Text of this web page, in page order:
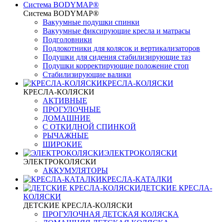
Система BODYMAP®
Система BODYMAP®
Вакуумные подушки спинки
Вакуумные фиксирующие кресла и матрасы
Подголовники
Подлокотники для колясок и вертикализаторов
Подушки для сидения стабилизирующие таз
Подушки корректирующие положение стоп
Стабилизирующие валики
КРЕСЛА-КОЛЯСКИ
КРЕСЛА-КОЛЯСКИ
АКТИВНЫЕ
ПРОГУЛОЧНЫЕ
ДОМАШНИЕ
С ОТКИДНОЙ СПИНКОЙ
РЫЧАЖНЫЕ
ШИРОКИЕ
ЭЛЕКТРОКОЛЯСКИ
ЭЛЕКТРОКОЛЯСКИ
АККУМУЛЯТОРЫ
КРЕСЛА-КАТАЛКИ
ДЕТСКИЕ КРЕСЛА-
КОЛЯСКИ
ДЕТСКИЕ КРЕСЛА-КОЛЯСКИ
ПРОГУЛОЧНАЯ ДЕТСКАЯ КОЛЯСКА